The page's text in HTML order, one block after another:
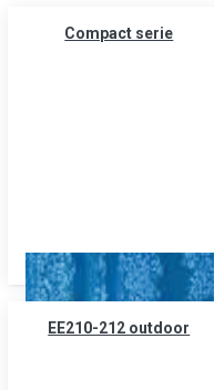
Compact serie
EE210-212 outdoor